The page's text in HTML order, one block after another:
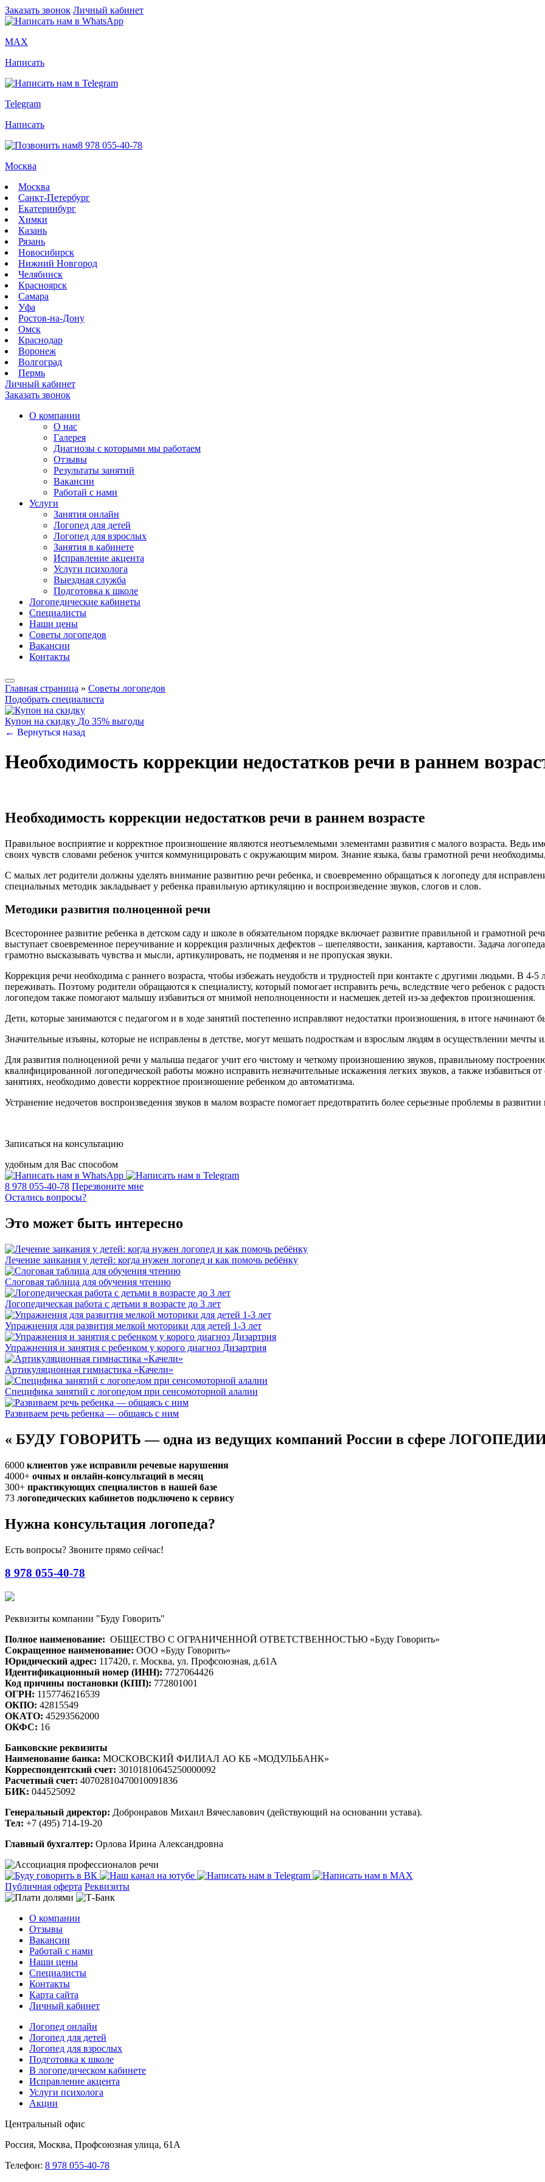
Заказать звонок Личный кабинет
MAX
Написать
Telegram
Написать
8 978 055-40-78
Москва
Москва
Санкт-Петербург
Екатеринбург
Химки
Казань
Рязань
Новосибирск
Нижний Новгород
Челябинск
Красноярск
Самара
Уфа
Ростов-на-Дону
Омск
Краснодар
Воронеж
Волгоград
Пермь
Личный кабинет
Заказать звонок
О компании
О нас
Галерея
Диагнозы с которыми мы работаем
Отзывы
Результаты занятий
Вакансии
Работай с нами
Услуги
Занятия онлайн
Логопед для детей
Логопед для взрослых
Занятия в кабинете
Исправление акцента
Услуги психолога
Выездная служба
Подготовка к школе
Логопедические кабинеты
Специалисты
Наши цены
Советы логопедов
Вакансии
Контакты
Главная страница » Советы логопедов
Подобрать специалиста
Купон на скидку До 35% выгоды
← Вернуться назад
Необходимость коррекции недостатков речи в раннем
Необходимость коррекции недостатков речи в раннем возрасте
Правильное восприятие и корректное произношение являются неотъемлемыми элементами развития с малого возраста. Ведь
своих чувств словами ребенок учится коммуницировать с окружающим миром. Знание языка, базы грамотной речи
С малых лет родители должны уделять внимание развитию речи ребенка, и своевременно обращаться к логопеду для
специальных методик закладывает у ребенка правильную артикуляцию и воспроизведение звуков, слогов и слов.
Методики развития полноценной речи
Всестороннее развитие ребенка в детском саду и школе в обязательном порядке включает развитие правильной и грамотной
выступает своевременное переучивание и коррекция различных дефектов – шепелявости, заикания, картавости. Задача
грамотно высказывать чувства и мысли, артикулировать, не подменяя и не пропуская звуки.
Коррекция речи необходима с раннего возраста, чтобы избежать неудобств и трудностей при контакте с другими людьми. В 4-
переживать. Поэтому родители обращаются к специалисту, который помогает исправить речь, вследствие чего ребенок с
логопедом также помогают малышу избавиться от мнимой неполноценности и насмешек детей из-за дефектов произношения.
Дети, которые занимаются с педагогом и в ходе занятий постепенно исправляют недостатки произношения, в итоге начинают
Значительные изъяны, которые не исправлены в детстве, могут мешать подросткам и взрослым людям в осуществлении мечты
Для развития полноценной речи у малыша педагог учит его чистому и четкому произношению звуков, правильному
квалифицированной логопедической работы можно исправить незначительные искажения легких звуков, а также избавиться
занятиях, необходимо довести корректное произношение ребенком до автоматизма.
Устранение недочетов воспроизведения звуков в малом возрасте помогает предотвратить более серьезные проблемы в
Записаться на консультацию
удобным для Вас способом
8 978 055-40-78 Перезвоните мне
Остались вопросы?
Это может быть интересно
Лечение заикания у детей: когда нужен логопед и как помочь ребёнку
Слоговая таблица для обучения чтению
Логопедическая работа с детьми в возрасте до 3 лет
Упражнения для развития мелкой моторики для детей 1-3 лет
Упражнения и занятия с ребенком у корого диагноз Дизартрия
Артикуляционная гимнастика «Качели»
Специфика занятий с логопедом при сенсомоторной алалии
Развиваем речь ребенка — общаясь с ним
« БУДУ ГОВОРИТЬ — одна из ведущих компаний России в сфере
6000 клиентов уже исправили речевые нарушения
4000+ очных и онлайн-консультаций в месяц
300+ практикующих специалистов в нашей базе
73 логопедических кабинетов подключено к сервису
Нужна консультация логопеда?
Есть вопросы? Звоните прямо сейчас!
8 978 055-40-78
Реквизиты компании "Буду Говорить"
Полное наименование: ОБЩЕСТВО С ОГРАНИЧЕННОЙ ОТВЕТСТВЕННОСТЬЮ «Буду Говорить»
Сокращенное наименование: ООО «Буду Говорить»
Юридический адрес: 117420, г. Москва, ул. Профсоюзная, д.61А
Идентификационный номер (ИНН): 7727064426
Код причины постановки (КПП): 772801001
ОГРН: 1157746216539
ОКПО: 42815549
ОКАТО: 45293562000
ОКФС: 16
Банковские реквизиты
Наименование банка: МОСКОВСКИЙ ФИЛИАЛ АО КБ «МОДУЛЬБАНК»
Корреспондентский счет: 30101810645250000092
Расчетный счет: 40702810470010091836
БИК: 044525092
Генеральный директор: Добронравов Михаил Вячеславович (действующий на основании устава).
Тел: +7 (495) 714-19-20
Главный бухгалтер: Орлова Ирина Александровна
Публичная оферта Реквизиты
О компании
Отзывы
Вакансии
Работай с нами
Наши цены
Специалисты
Контакты
Карта сайта
Личный кабинет
Логопед онлайн
Логопед для детей
Логопед для взрослых
Подготовка к школе
В логопедическом кабинете
Исправление акцента
Услуги психолога
Акции
Центральный офис
Россия, Москва, Профсоюзная улица, 61А
Телефон: 8 978 055-40-78